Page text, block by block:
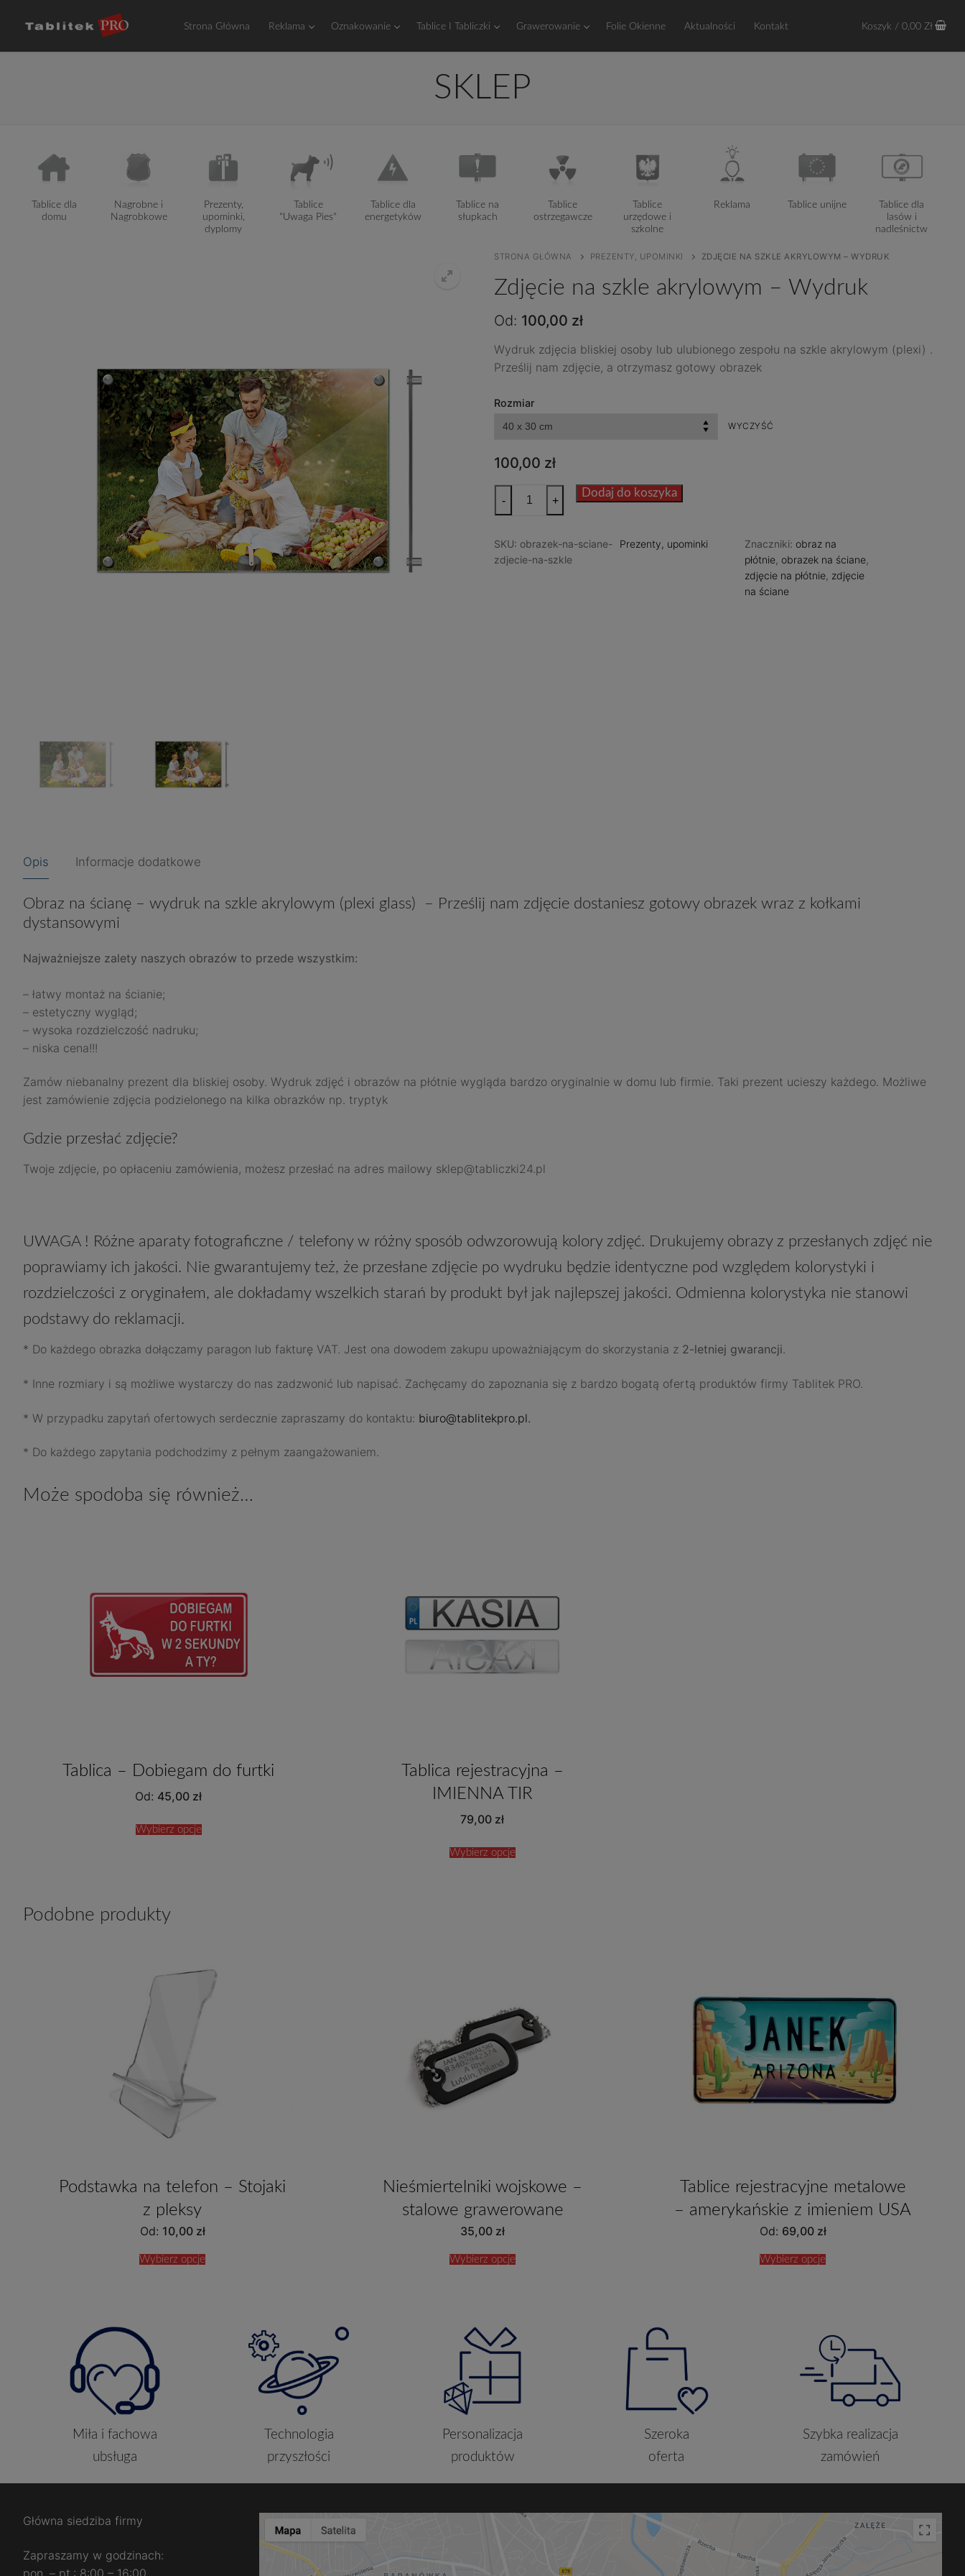
Strona Główna Reklama Oznakowanie Tablice I Tabliczki Grawerowanie Folie Okienne Aktualności Kontakt Koszyk / 0,00 Zł
SKLEP
Tablice dla
domu
Nagrobne i
Nagrobkowe
Prezenty,
upominki,
dyplomy
Tablice
"Uwaga Pies"
Tablice dla
energetyków
Tablice na
słupkach
Tablice
ostrzegawcze
Tablice
urzędowe i
szkolne
Reklama Tablice unijne
Tablice dla
lasów i
nadleśnictw
STRONA GŁÓWNA PREZENTY, UPOMINKI ZDJĘCIE NA SZKLE AKRYLOWYM – WYDRUK
Zdjęcie na szkle akrylowym – Wydruk
Od: 100,00 zł
Wydruk zdjęcia bliskiej osoby lub ulubionego zespołu na szkle akrylowym (plexi) .
Prześlij nam zdjęcie, a otrzymasz gotowy obrazek
Rozmiar
WYCZYŚĆ
100,00 zł
Zdjęcie
szkle
akrylowym
- +
Dodaj do koszyka
SKU: obrazek-na-sciane-
zdjecie-na-szkle
Prezenty, upominki Znaczniki:obraz na
płótnie,obrazek na ściane,
zdjęcie na płótnie, zdjęcie
na ściane
Opis Informacje dodatkowe
Obraz na ścianę – wydruk na szkle akrylowym (plexi glass) – Prześlij nam zdjęcie dostaniesz gotowy obrazek wraz z kołkami
dystansowymi
Najważniejsze zalety naszych obrazów to przede wszystkim:
– łatwy montaż na ścianie;
– estetyczny wygląd;
– wysoka rozdzielczość nadruku;
– niska cena!!!
Zamów niebanalny prezent dla bliskiej osoby. Wydruk zdjęć i obrazów na płótnie wygląda bardzo oryginalnie w domu lub firmie. Taki prezent ucieszy każdego. Możliwe
jest zamówienie zdjęcia podzielonego na kilka obrazków np. tryptyk
Gdzie przesłać zdjęcie?
Twoje zdjęcie, po opłaceniu zamówienia, możesz przesłać na adres mailowy sklep@tabliczki24.pl
UWAGA ! Różne aparaty fotograficzne / telefony w różny sposób odwzorowują kolory zdjęć. Drukujemy obrazy z przesłanych zdjęć nie
poprawiamy ich jakości. Nie gwarantujemy też, że przesłane zdjęcie po wydruku będzie identyczne pod względem kolorystyki i
rozdzielczości z oryginałem, ale dokładamy wszelkich starań by produkt był jak najlepszej jakości. Odmienna kolorystyka nie stanowi
podstawy do reklamacji.
* Do każdego obrazka dołączamy paragon lub fakturę VAT. Jest ona dowodem zakupu upoważniającym do skorzystania z 2-letniej gwarancji.
* Inne rozmiary i są możliwe wystarczy do nas zadzwonić lub napisać. Zachęcamy do zapoznania się z bardzo bogatą ofertą produktów firmy Tablitek PRO.
* W przypadku zapytań ofertowych serdecznie zapraszamy do kontaktu: biuro@tablitekpro.pl.
* Do każdego zapytania podchodzimy z pełnym zaangażowaniem.
Może spodoba się również…
Tablica – Dobiegam do furtki
Od: 45,00 zł
Wybierz opcje
Tablica rejestracyjna –
IMIENNA TIR
79,00 zł
Wybierz opcje
Podobne produkty
Podstawka na telefon – Stojaki
z pleksy
Od: 10,00 zł
Wybierz opcje
Nieśmiertelniki wojskowe –
stalowe grawerowane
35,00 zł
Wybierz opcje
Tablice rejestracyjne metalowe
– amerykańskie z imieniem USA
Od: 69,00 zł
Wybierz opcje
Miła i fachowa
ubsługa
Technologia
przyszłości
Personalizacja
produktów
Szeroka
oferta
Szybka realizacja
zamówień
Główna siedziba firmy
Zapraszamy w godzinach:
pon. – pt.: 8:00 – 16:00